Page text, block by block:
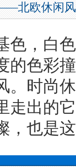
北欧休闲风
，白
的色彩
。时尚
走出的
，也是